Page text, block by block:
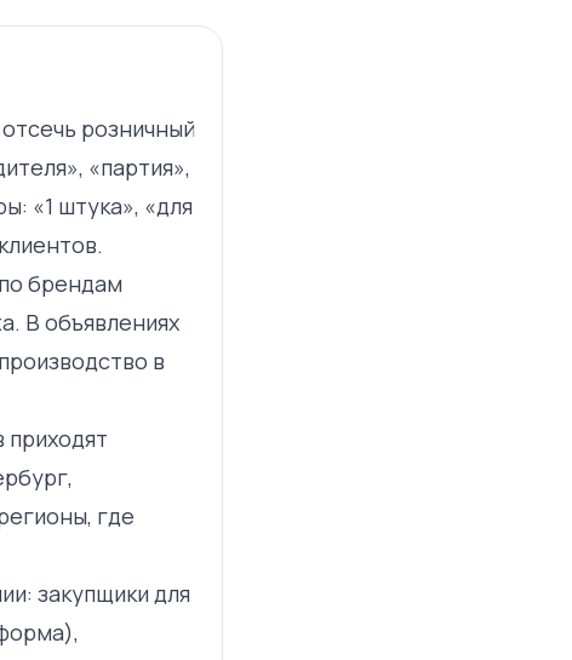
розничный
«партия»,
«1 штука», «для
брендам
В объявлениях
в
приходят
где
закупщики для